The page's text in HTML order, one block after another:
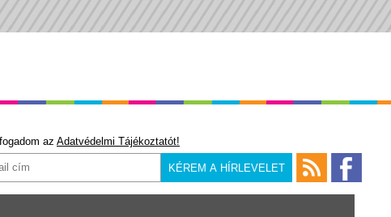
az Adatvédelmi Tájékoztatót!